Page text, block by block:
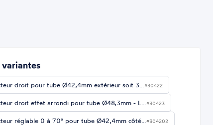
droit pour tube Ø42,4mm extérieur soit 3… #30422
droit effet arrondi pour tube Ø48,3mm - L… #30423
réglable 0 à 70° pour tube Ø42,4mm côté… #304202